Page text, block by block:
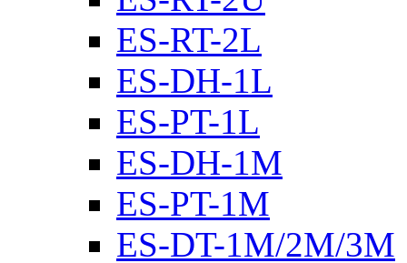
ES-RT-2L
ES-DH-1L
ES-PT-1L
ES-DH-1M
ES-PT-1M
ES-DT-1M/2M/3M